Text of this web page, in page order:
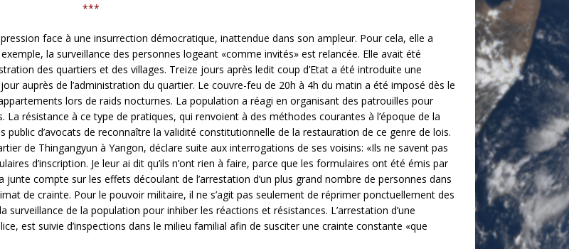
***
face à une insurrection démocratique, inattendue dans son ampleur. Pour cela, elle a
la surveillance des personnes logeant «comme invités» est relancée. Elle avait été
des quartiers et des villages. Treize jours après ledit coup d’Etat a été introduite une
auprès de l’administration du quartier. Le couvre-feu de 20h à 4h du matin a été imposé dès le
lors de raids nocturnes. La population a réagi en organisant des patrouilles pour
La résistance à ce type de pratiques, qui renvoient à des méthodes courantes à l’époque de la
d’avocats de reconnaître la validité constitutionnelle de la restauration de ce genre de lois.
de Thingangyun à Yangon, déclare suite aux interrogations de ses voisins: «Ils ne savent pas
d’inscription. Je leur ai dit qu’ils n’ont rien à faire, parce que les formulaires ont été émis par
compte sur les effets découlant de l’arrestation d’un plus grand nombre de personnes dans
de crainte. Pour le pouvoir militaire, il ne s’agit pas seulement de réprimer ponctuellement des
de la population pour inhiber les réactions et résistances. L’arrestation d’une
est suivie d’inspections dans le milieu familial afin de susciter une crainte constante «que